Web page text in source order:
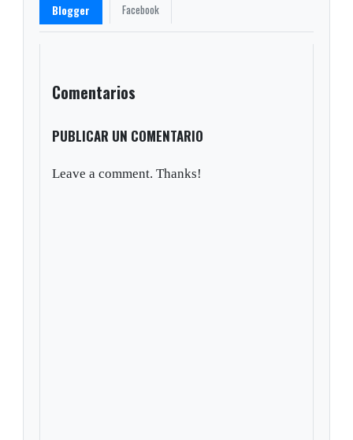
Blogger Facebook
Comentarios
PUBLICAR UN COMENTARIO
Leave a comment. Thanks!